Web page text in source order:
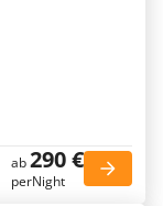
ab290 €
perNight